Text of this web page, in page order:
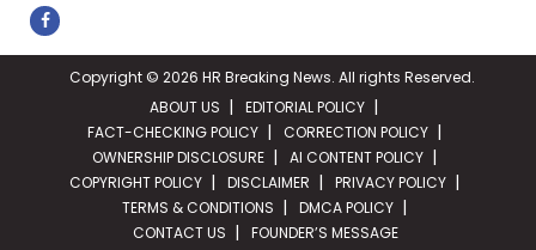
Copyright © 2026 HR Breaking News. All rights Reserved.
ABOUT US
EDITORIAL POLICY
FACT-CHECKING POLICY
CORRECTION POLICY
OWNERSHIP DISCLOSURE
AI CONTENT POLICY
COPYRIGHT POLICY
DISCLAIMER
PRIVACY POLICY
TERMS & CONDITIONS
DMCA POLICY
CONTACT US
FOUNDER’S MESSAGE